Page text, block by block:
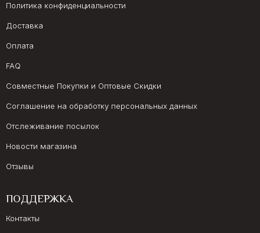
Политика конфиденциальности
Доставка
Оплата
FAQ
Совместные Покупки и Оптовые Скидки
Соглашение на обработку персональных данных
Отслеживание посылок
Новости магазина
Отзывы
ПОДДЕРЖКА
Контакты